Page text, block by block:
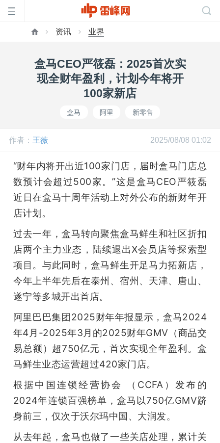
页
网
公
开
课
活
中
心
GAIR
资讯 业界
盒马CEO严筱磊：2025首次实
现全财年盈利，计划今年将开
100家新店
盒马 阿里 新零售
作者： 王薇 2025/08/08 01:02
“财年内将开出近100家门店，届时盒马门店总
数预计会超过500家。”这是盒马CEO严筱磊
近日在盒马十周年活动上对外公布的新财年开
店计划。
过去一年，盒马转向聚焦盒马鲜生和社区折扣
店两个主力业态，陆续退出X会员店等探索型
项目。与此同时，盒马鲜生开足马力拓新店，
今年上半年先后在泰州、宿州、天津、唐山、
遂宁等多城开出首店。
阿里巴巴集团2025财年年报显示，盒马2024
年4月-2025年3月的2025财年GMV（商品交
易总额）超750亿元，首次实现全年盈利。盒
马鲜生业态运营超过420家门店。
根据中国连锁经营协会 （CCFA）发布的
2024年连锁百强榜单，盒马以750亿GMV跻
身前三，仅次于沃尔玛中国、大润发。
从去年起，盒马也做了一些关店处理，累计关